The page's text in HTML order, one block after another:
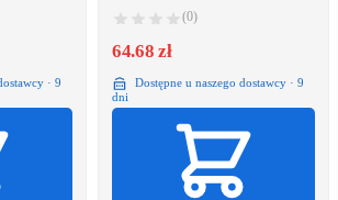
· 9
(0)
64.68 zł
Dostępne u naszego dostawcy · 9
dni